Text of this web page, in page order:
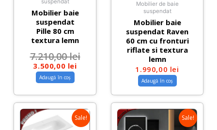
suspendat
Mobilier baie
suspendat
Pille 80 cm
textura lemn
7.210,00lei
3.500,00 lei
Adaugă în coș
Mobilier de baie
suspendat
Mobilier baie
suspendat Raven
60 cm cu fronturi
riflate si textura
lemn
1.990,00 lei
Adaugă în coș
Sale! Sale!